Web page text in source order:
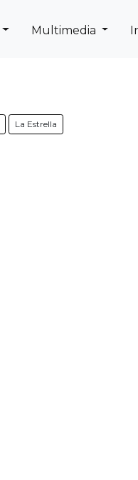
Multimedia
La Estrella